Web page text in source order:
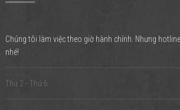
Chúng tôi làm việc theo giờ hành chính. Nhưng
nhé!
Thứ 2 - Thứ 6